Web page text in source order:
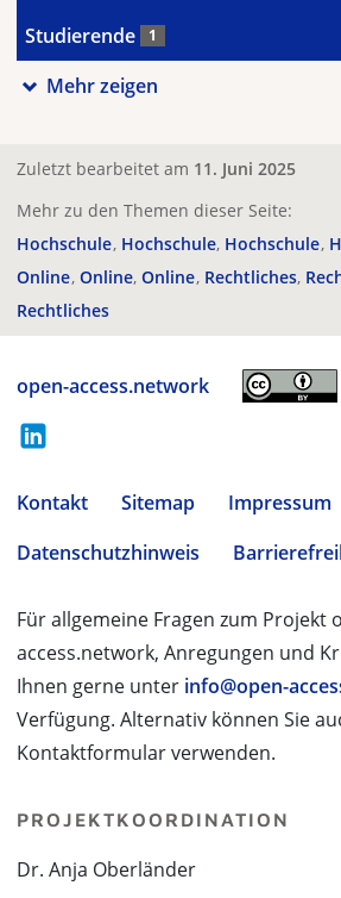
Studierende 1
Mehr zeigen
Zuletzt bearbeitet am 11. Juni 2025
Mehr zu den Themen dieser Seite:
Hochschule Hochschule Hochschule
Online Online Online Rechtliches
Rechtliches
open-access.network
Kontakt Sitemap
Impressum
Datenschutzhinweis
Für allgemeine Fragen zum Projekt
access.network, Anregungen und
Ihnen gerne unter info@open-
Verfügung. Alternativ können Sie
Kontaktformular verwenden.
PROJEKTKOORDINATION
Dr. Anja Oberländer